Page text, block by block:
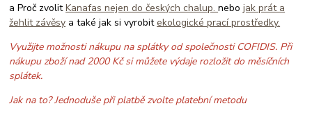
a Proč zvolitKanafas nejen do českých chalup.nebojak prát a
žehlit závěsy a také jak si vyrobitekologické prací prostředky.
Využijte možnosti nákupu na splátky od společnosti COFIDIS. Při
nákupu zboží nad 2000 Kč si můžete výdaje rozložit do měsíčních
splátek.
Jak na to? Jednoduše při platbě zvolte platební metodu